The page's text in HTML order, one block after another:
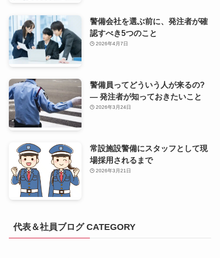
警備会社を選ぶ前に、発注者が確
認すべき5つのこと
2026年4月7日
警備員ってどういう人が来るの?
— 発注者が知っておきたいこと
2026年3月24日
常設施設警備にスタッフとして現
場採用されるまで
2026年3月21日
代表＆社員ブログ CATEGORY